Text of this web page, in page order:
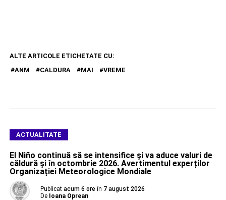
ALTE ARTICOLE ETICHETATE CU:
ANM
CALDURA MAI VREME
ACTUALITATE
El Niño continuă să se intensifice și va aduce valuri de
căldură și în octombrie 2026. Avertimentul experților
Organizației Meteorologice Mondiale
Publicat acum 6 ore în 7 august 2026
De Ioana Oprean